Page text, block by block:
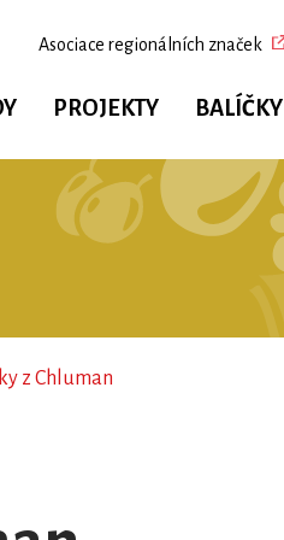
Asociace regionálních značek
PROJEKTY BALÍČKY
z Chluman